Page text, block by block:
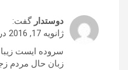
دوستدار گفت:
ژانویه 17, 2016 در 13:05
سروده ایست زیبا
زبان حال مردم